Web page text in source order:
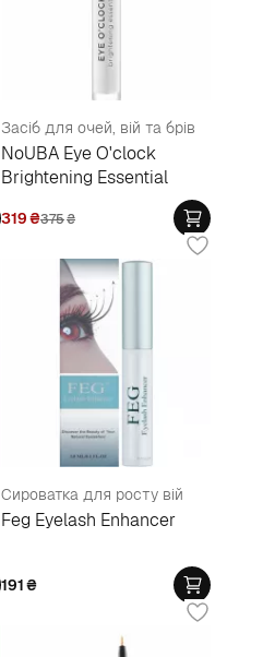
Засіб для очей, вій та брів
NoUBA Eye O'clock
Brightening Essential
319₴375₴
Сироватка для росту вій
Feg Eyelash Enhancer
191₴